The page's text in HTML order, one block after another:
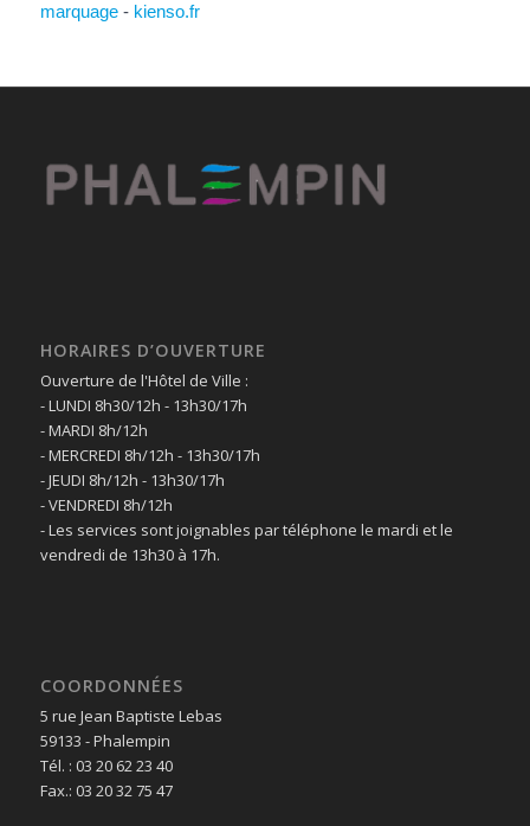
marquage- kienso.fr
HORAIRES D’OUVERTURE
Ouverture de l'Hôtel de Ville :
- LUNDI 8h30/12h - 13h30/17h
- MARDI 8h/12h
- MERCREDI 8h/12h - 13h30/17h
- JEUDI 8h/12h - 13h30/17h
- VENDREDI 8h/12h
- Les services sont joignables par téléphone le mardi et le
vendredi de 13h30 à 17h.
COORDONNÉES
5 rue Jean Baptiste Lebas
59133 - Phalempin
Tél. : 03 20 62 23 40
Fax.: 03 20 32 75 47